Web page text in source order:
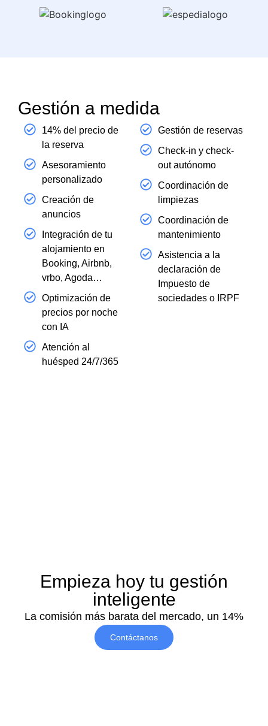
Gestión a medida
14% del precio de
la reserva
Asesoramiento
personalizado
Creación de
anuncios
Integración de tu
alojamiento en
Booking, Airbnb,
vrbo, Agoda…
Optimización de
precios por noche
con IA
Atención al
huésped 24/7/365
Gestión de reservas
Check-in y check-
out autónomo
Coordinación de
limpiezas
Coordinación de
mantenimiento
Asistencia a la
declaración de
Impuesto de
sociedades o IRPF
Empieza hoy tu gestión
inteligente
La comisión más barata del mercado, un 14%
Contáctanos